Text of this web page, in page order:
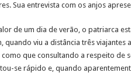
Sua entrevista com os anjos
de um dia de verão, o patriarca
quando viu a distância três
que consultando a respeito de
se rápido e, quando